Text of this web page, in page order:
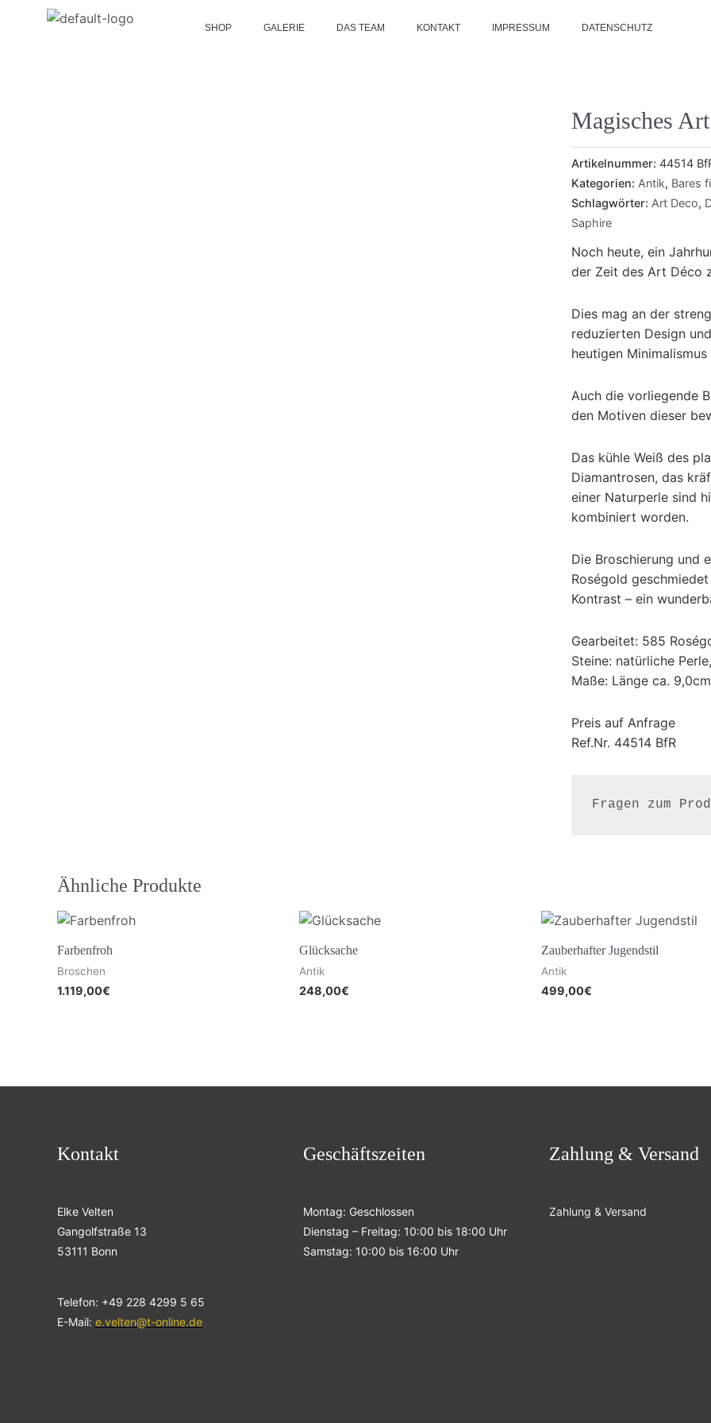
SHOP GALERIE DAS TEAM KONTAKT IMPRESSUM DATENSCHUTZ
Magisches
Artikelnummer: 44514
Kategorien: Antik, Bares
Schlagwörter: Art Deco,
Saphire
Noch heute, ein
der Zeit des Art Déco
Dies mag an der
reduzierten Design
heutigen
Auch die vorliegende
den Motiven dieser
Das kühle Weiß des
Diamantrosen, das
einer Naturperle sind
kombiniert worden.
Die Broschierung und
Roségold
Kontrast – ein
Gearbeitet: 585
Steine: natürliche
Maße: Länge ca. 9,0cm
Preis auf Anfrage
Ref.Nr. 44514 BfR
Fragen zum
Ähnliche Produkte
Farbenfroh
Broschen
1.119,00€
Glücksache
Antik
248,00€
Zauberhafter Jugendstil
Antik
499,00€
Kontakt
Elke Velten
Gangolfstraße 13
53111 Bonn
Telefon: +49 228 4299 5 65
E-Mail: e.velten@t-online.de
Geschäftszeiten
Montag: Geschlossen
Dienstag – Freitag: 10:00 bis 18:00 Uhr
Samstag: 10:00 bis 16:00 Uhr
Zahlung & Versand
Zahlung & Versand